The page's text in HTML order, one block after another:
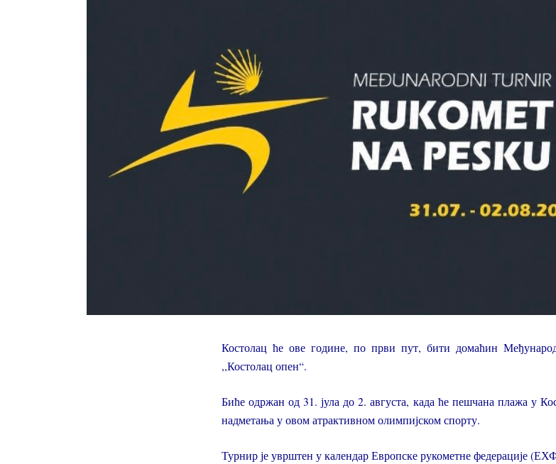
Костолац ће ове године, по први пут, бити домаћин
,,Костолац опен“.
Биће одржан од 31. јула до 2. августа, када ће пешчана плажа у
надметања у овом атрактивном олимпијском спорту.
Турнир је уврштен у календар Европске рукометне федерације